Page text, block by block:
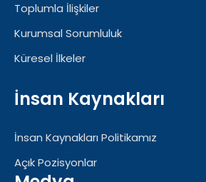
Toplumla İlişkiler
Kurumsal Sorumluluk
Küresel İlkeler
İnsan Kaynakları
İnsan Kaynakları Politikamız
Açık Pozisyonlar